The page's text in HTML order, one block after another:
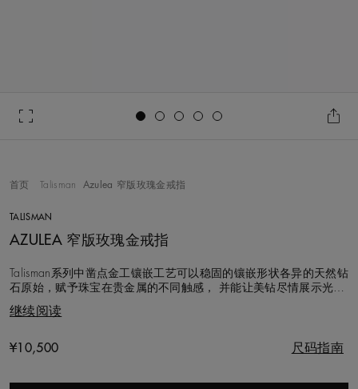
首页 Talisman Azulea 窄版玫瑰金戒指
TALISMAN
AZULEA 窄版玫瑰金戒指
Talisman系列中凿点金工镶嵌工艺可以稳固的镶嵌形状各异的天然钻
石原始，赋予珠宝在贵金属的不同触感， 并能让美钻尽情展示光
理，与抛光主钻营造出饶富个性的摩登。 圆形明亮式切割钻石约为
继续阅读
Original price
¥10,500 尺码指南